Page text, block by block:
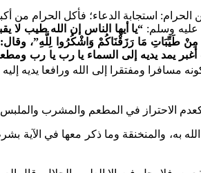
استجابة الدعاء؛ فأكل الحرام من
عليه وسلم: “يا أيها الناس إن الله طيب لا
مِنْ طَيِّبَاتِ مَا رَزَقْنَاكُمْ وَاشْكُرُوا لِلَّهِ”،
يمد يديه إلى السماء يا رب يا رب
مسافرا ومفتقرا إلى الله ورافعا يديه
الاحتراز في المطعم والمشرب
به، والمنخنقة وما ذكر معها في الآية